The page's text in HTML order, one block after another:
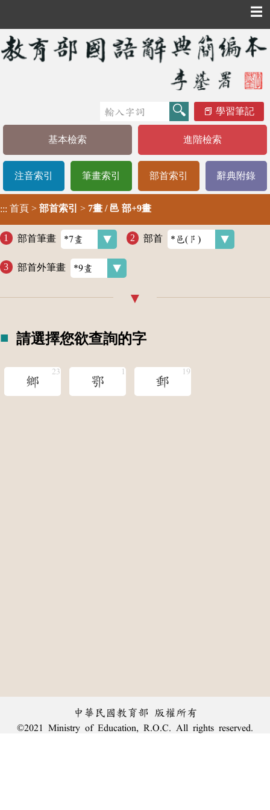
☰
學習筆記
基本檢索 進階檢索
注音索引 筆畫索引 部首索引 辭典附錄
::: 首頁 > 部首索引 > 7畫 / 邑 部+9畫
部首筆畫 部首
部首外筆畫
請選擇您欲查詢的字
鄉 鄂 郵
中華民國教育部 版權所有
©2021 Ministry of Education, R.O.C. All rights reserved.